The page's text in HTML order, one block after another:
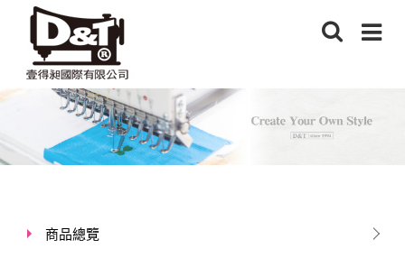
商品總覽